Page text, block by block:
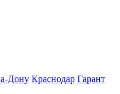
Дону Краснодар Гарант